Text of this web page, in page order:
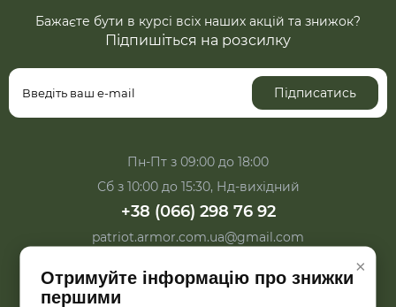
×
Отримуйте інформацію про знижки
першими
Бажаєте бути в курсі всіх наших акцій та знижок?
Підпишіться на розсилку
Підписатись
Пн-Пт з 09:00 до 18:00
Сб з 10:00 до 15:30, Нд-вихідний
+38 (066) 298 76 92
patriot.armor.com.ua@gmail.com